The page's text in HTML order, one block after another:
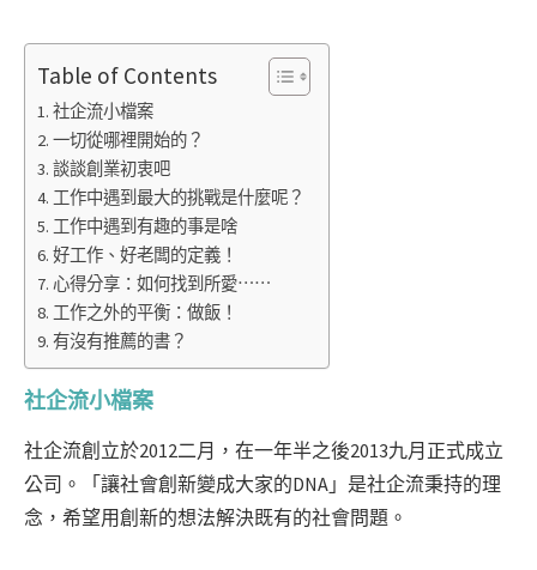
Table of Contents
社企流小檔案
一切從哪裡開始的？
談談創業初衷吧
工作中遇到最大的挑戰是什麼呢？
工作中遇到有趣的事是啥
好工作、好老闆的定義！
心得分享：如何找到所愛⋯⋯
工作之外的平衡：做飯！
有沒有推薦的書？
社企流小檔案
社企流創立於2012二月，在一年半之後2013九月正式成立
公司。
「讓社會創新變成大家的DNA」是社企流秉持的理
念，希望用創新的想法解決既有的社會問題。